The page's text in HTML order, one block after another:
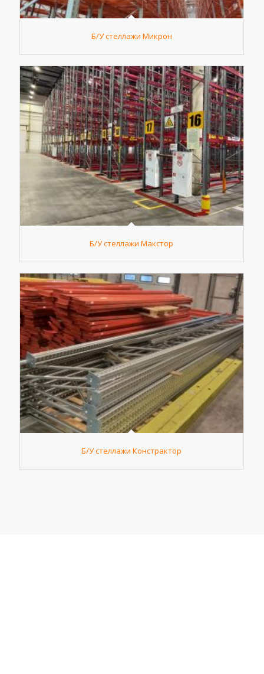
Б/У стеллажи Микрон
Б/У стеллажи Макстор
Б/У стеллажи Констрактор